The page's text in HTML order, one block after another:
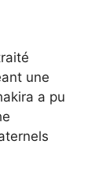
une
a pu